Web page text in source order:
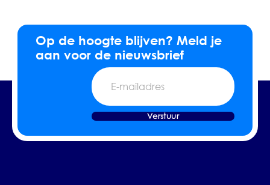
Op de hoogte blijven? Meld je
aan voor de nieuwsbrief
E-
mailadres
Verstuur